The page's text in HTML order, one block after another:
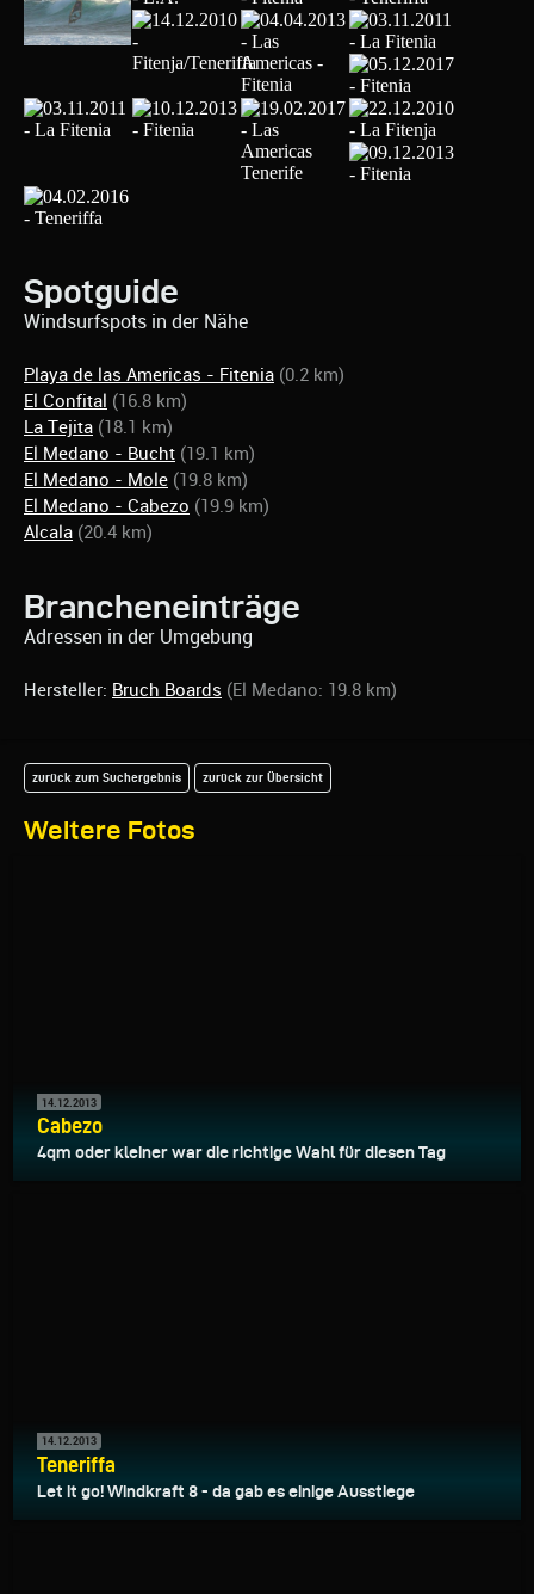
Spotguide
Windsurfspots in der Nähe
Playa de las Americas - Fitenia (0.2 km)
El Confital (16.8 km)
La Tejita (18.1 km)
El Medano - Bucht (19.1 km)
El Medano - Mole (19.8 km)
El Medano - Cabezo (19.9 km)
Alcala (20.4 km)
Brancheneinträge
Adressen in der Umgebung
Hersteller: Bruch Boards (El Medano: 19.8 km)
Weitere Fotos
zurück zum Suchergebnis zurück zur Übersicht
14.12.2013
Cabezo
4qm oder kleiner war die richtige Wahl für diesen Tag
14.12.2013
Teneriffa
Let it go! Windkraft 8 - da gab es einige Ausstiege